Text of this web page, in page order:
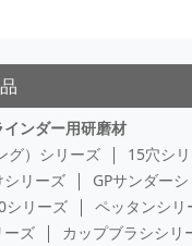
ンダー用研磨材
グ）シリーズ
15穴シ
シリーズ
GPサンダー
シリーズ
ペッタンシリ
ーズ
カップブラシシリ